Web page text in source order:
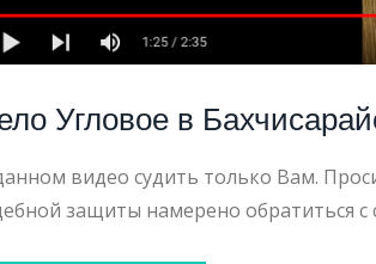
Угловое в
видео судить только Вам.
защиты намерено обратиться